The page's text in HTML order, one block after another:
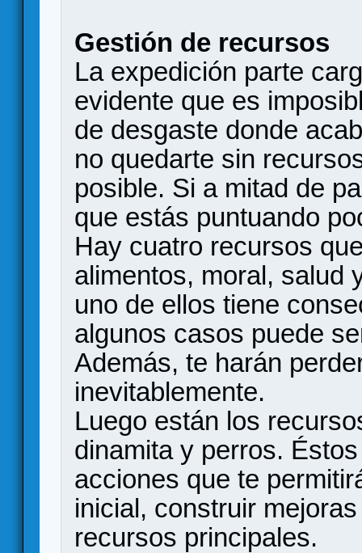
Gestión de recursos
La expedición parte
evidente que es
de desgaste donde
no quedarte sin
posible. Si a mitad de
que estás puntuando
Hay cuatro recursos
alimentos, moral, salud
uno de ellos tiene
algunos casos puede
Además, te harán
inevitablemente.
Luego están los
dinamita y perros.
acciones que te
inicial, construir
recursos principales.